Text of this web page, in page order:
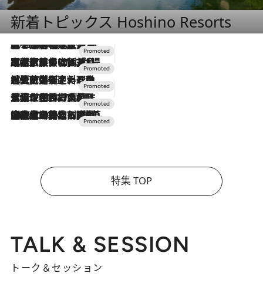
新着トピックス Hoshino Resorts
2026.8.7
【トンボの足水浴】ヒノキの香りに包まれて涼感マックス！約13℃の湧水かけ流しを避暑地「星野温泉 トンボの湯」で体験
2026.7.31
【ホテル帰省】という選択肢をOMOが提案。家族とほどよい距離を保つには「昼は実家、夜は気兼ねなくホテルで！」
2026.7.24
【夏限定ディナーコース】旬を迎える稚鮎や花ズッキーニなどをイタリア・トスカーナの郷土料理の手法で満喫！
2026.7.17
「土佐和ハーブかき氷」がOMO7高知に登場！生姜、山椒、大葉など目にも舌にも涼を呼ぶ郷土の味
2026.7.10
NEW OPEN！【界 草津】名湯の地に誕生。趣の異なる2種の温泉と上州ならではの会席・蕎麦割烹など美食を味わう究極の癒やし旅
特集 TOP
TALK & SESSION
トーク＆セッション